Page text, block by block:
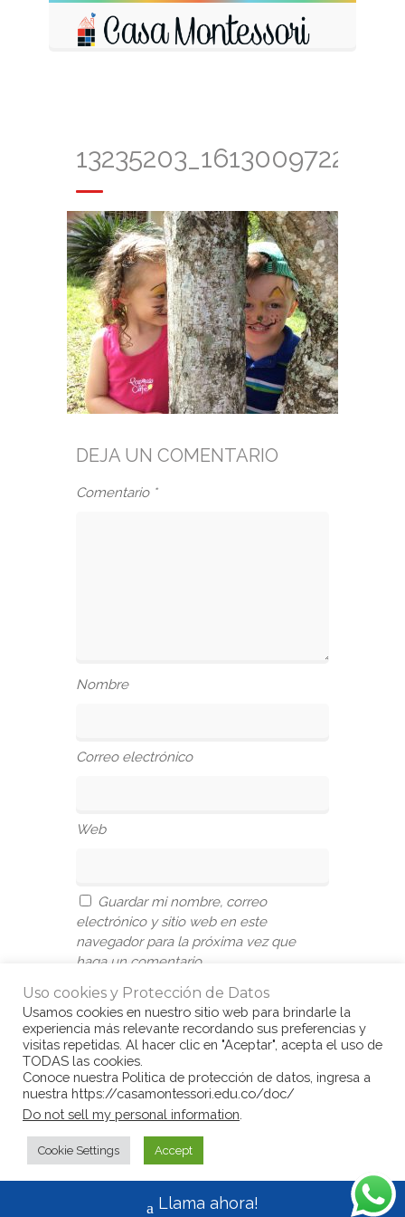
DEJA UN COMENTARIO
Comentario *
Nombre
Correo electrónico
Web
Guardar mi nombre, correo
electrónico y sitio web en este
navegador para la próxima vez que
haga un comentario.
© Copyright Casa Montessori 2017
Uso cookies y Protección de Datos
Usamos cookies en nuestro sitio web para brindarle la
experiencia más relevante recordando sus preferencias y
visitas repetidas. Al hacer clic en "Aceptar", acepta el uso de
TODAS las cookies.
Conoce nuestra Politica de protección de datos, ingresa a
nuestra https://casamontessori.edu.co/doc/
Do not sell my personal information
Cookie Settings Accept
Llama ahora!